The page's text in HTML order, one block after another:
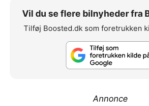
Vil du se flere bilnyheder fra
Tilføj Boosted.dk som foretrukken
Annonce